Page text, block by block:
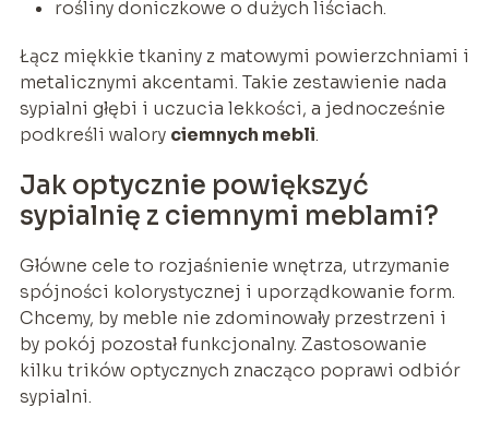
rośliny doniczkowe o dużych liściach.
Łącz miękkie tkaniny z matowymi powierzchniami i
metalicznymi akcentami. Takie zestawienie nada
sypialni głębi i uczucia lekkości, a jednocześnie
podkreśli walory ciemnych mebli.
Jak optycznie powiększyć
sypialnię z ciemnymi meblami?
Główne cele to rozjaśnienie wnętrza, utrzymanie
spójności kolorystycznej i uporządkowanie form.
Chcemy, by meble nie zdominowały przestrzeni i
by pokój pozostał funkcjonalny. Zastosowanie
kilku trików optycznych znacząco poprawi odbiór
sypialni.